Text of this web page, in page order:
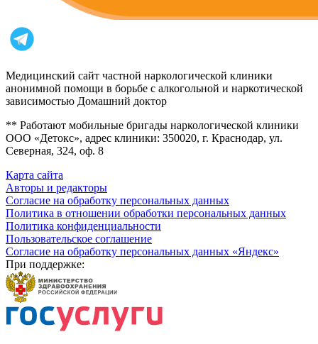
Медицинский сайт частной наркологической клиники
анонимной помощи в борьбе с алкогольной и наркотической
зависимостью Домашний доктор
** Работают мобильные бригады наркологической клиники
ООО «Детокс», адрес клиники: 350020, г. Краснодар, ул.
Северная, 324, оф. 8
Карта сайта
Авторы и редакторы
Согласие на обработку персональных данных
Политика в отношении обработки персональных данных
Политика конфиденциальности
Пользовательское соглашение
Согласие на обработку персональных данных «Яндекс»
При поддержке: